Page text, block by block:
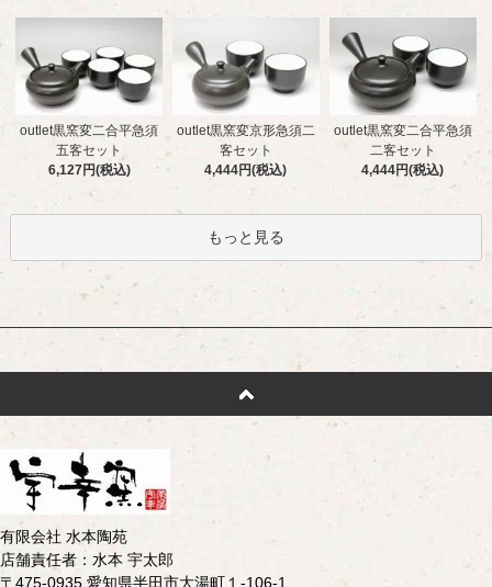
outlet黒窯変二合平急須
五客セット
6,127円(税込)
outlet黒窯変京形急須二
客セット
4,444円(税込)
outlet黒窯変二合平急須
二客セット
4,444円(税込)
もっと見る
有限会社 水本陶苑
店舗責任者：水本 宇太郎
〒475-0935 愛知県半田市大湯町１-106-1